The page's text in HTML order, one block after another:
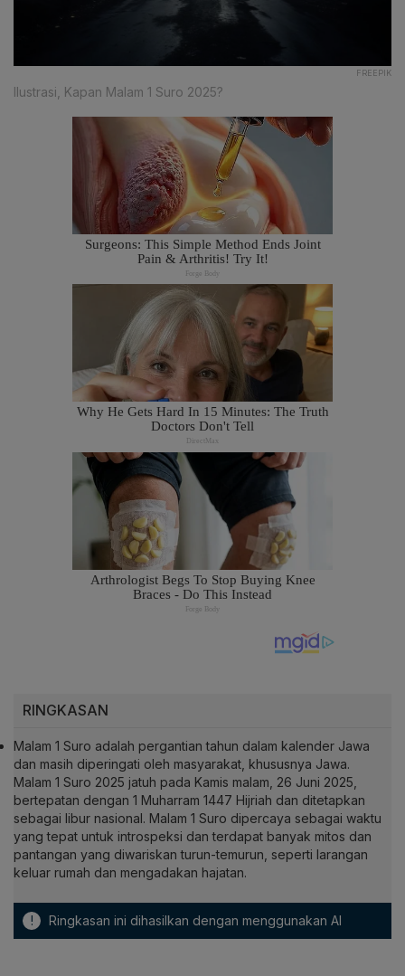
FREEPIK
Ilustrasi, Kapan Malam 1 Suro 2025?
RINGKASAN
Malam 1 Suro adalah pergantian tahun dalam kalender Jawa
dan masih diperingati oleh masyarakat, khususnya Jawa.
Malam 1 Suro 2025 jatuh pada Kamis malam, 26 Juni 2025,
bertepatan dengan 1 Muharram 1447 Hijriah dan ditetapkan
sebagai libur nasional. Malam 1 Suro dipercaya sebagai waktu
yang tepat untuk introspeksi dan terdapat banyak mitos dan
pantangan yang diwariskan turun-temurun, seperti larangan
keluar rumah dan mengadakan hajatan.
! Ringkasan ini dihasilkan dengan menggunakan AI